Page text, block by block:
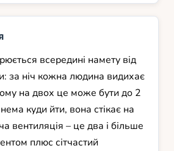
всередині намету від
за ніч кожна людина видихає
на двох це може бути до 2
куди йти, вона стікає на
вентиляція – це два і більше
плюс сітчастий